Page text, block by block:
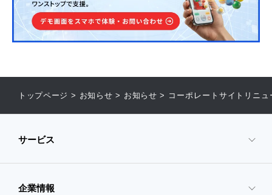
トップページ > お知らせ > お知らせ > コーポレートサイトリニ
サービス
企業情報